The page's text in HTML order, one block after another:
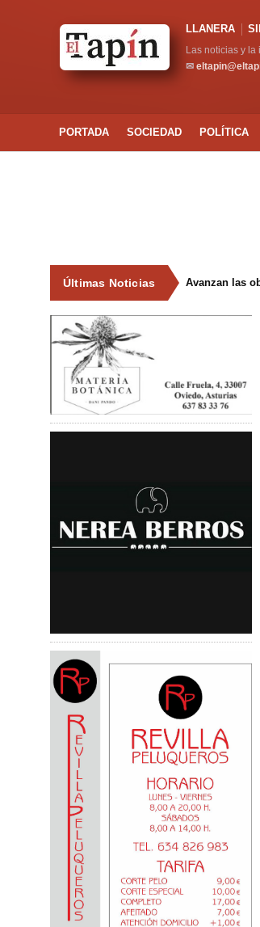
LLANERA
Las noticias y
✉
PORTADA SOCIEDAD POLÍTICA
Últimas Noticias Avanzan las